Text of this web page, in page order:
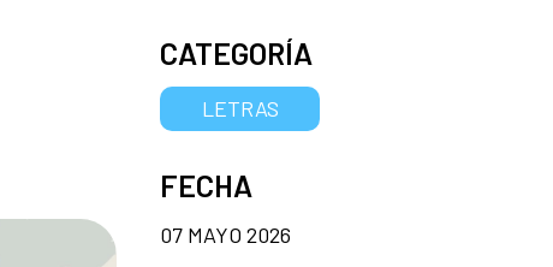
CATEGORÍA
LETRAS
FECHA
07 MAYO 2026